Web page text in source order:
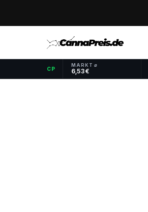
CP
MARKT ⌀
6,53 €